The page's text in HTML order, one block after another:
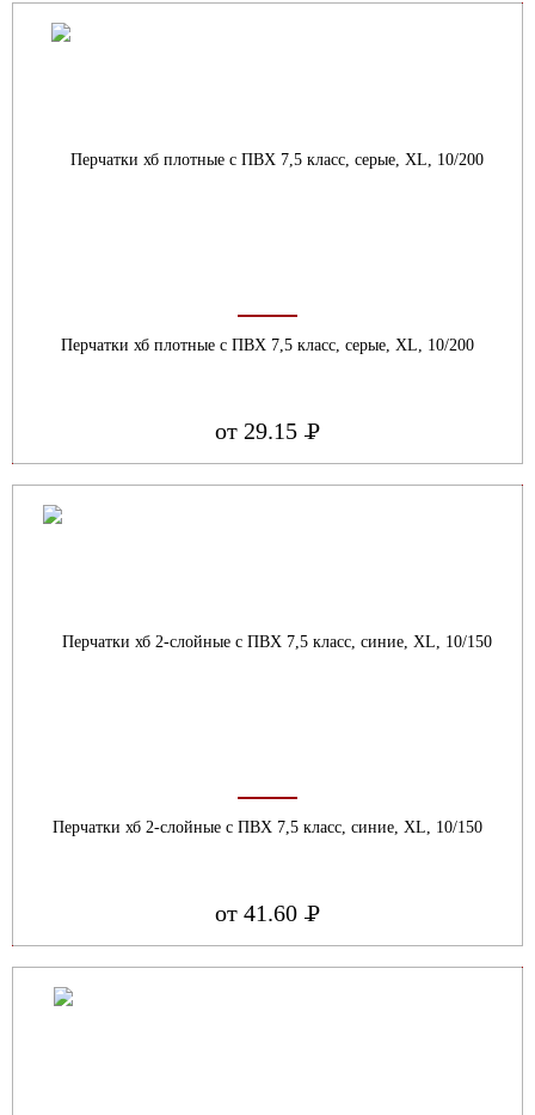
Перчатки хб плотные с ПВХ 7,5 класс, серые, XL, 10/200
от 29.15 Р
УБ.
Перчатки хб 2-слойные с ПВХ 7,5 класс, синие, ХL, 10/150
от 41.60 Р
УБ.